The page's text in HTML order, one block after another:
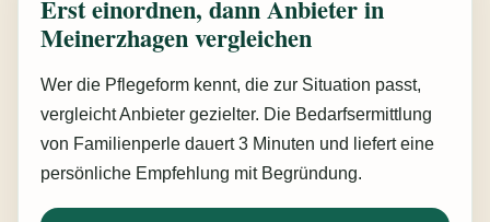
Erst einordnen, dann Anbieter in
Meinerzhagen vergleichen
Wer die Pflegeform kennt, die zur Situation passt,
vergleicht Anbieter gezielter. Die Bedarfsermittlung
von Familienperle dauert 3 Minuten und liefert eine
persönliche Empfehlung mit Begründung.